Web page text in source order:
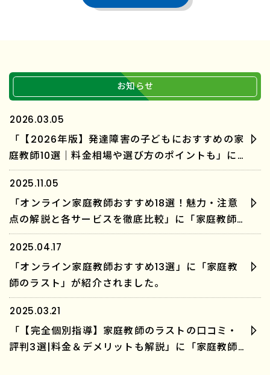
お知らせ
2026.03.05
「【2026年版】発達障害の子どもにおすすめの家
庭教師10選｜料金相場や選び方のポイントも」に
「家庭教師のラスト」が紹介されました。
2025.11.05
「オンライン家庭教師おすすめ18選！魅力・注意
点の解説と各サービスを徹底比較」に「家庭教師
のラスト」が紹介されました。
2025.04.17
「オンライン家庭教師おすすめ13選」に「家庭教
師のラスト」が紹介されました。
2025.03.21
「【完全個別指導】家庭教師のラストの口コミ・
評判3選|料金＆デメリットも解説」に「家庭教師